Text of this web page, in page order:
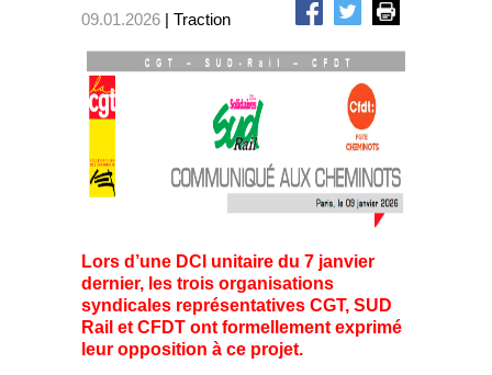
09.01.2026 | Traction
Lors d’une DCI unitaire du 7 janvier
dernier, les trois organisations
syndicales représentatives CGT, SUD
Rail et CFDT ont formellement exprimé
leur opposition à ce projet.